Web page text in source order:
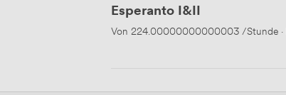
Esperanto I&II
Von 224.00000000000003/Stunde ·